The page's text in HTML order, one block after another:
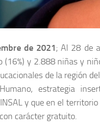
de 2021; Al 28 de
(16%) y 2.888 niñas y
de la región
estrategia
y que en el
carácter gratuito.